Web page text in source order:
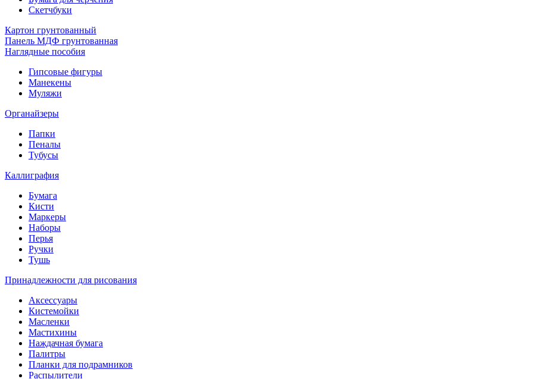
Скетчбуки
Картон грунтованный
Панель МДФ грунтованная
Наглядные пособия
Гипсовые фигуры
Манекены
Муляжи
Органайзеры
Папки
Пеналы
Тубусы
Каллиграфия
Бумага
Кисти
Маркеры
Наборы
Перья
Ручки
Тушь
Принадлежности для рисования
Аксессуары
Кистемойки
Масленки
Мастихины
Наждачная бумага
Палитры
Планки для подрамников
Распылители